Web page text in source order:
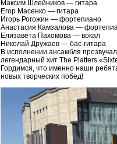
Максим Шлейников — гитара
Егор Масенко — гитара
Игорь Рогожин — фортепиано
Анастасия Камзалова —
Елизавета Пахомова — вокал
Николай Дружаев — бас-гитара
В исполнении ансамбля
легендарный хит The Platters
Гордимся, что именно наши
новых творческих побед!